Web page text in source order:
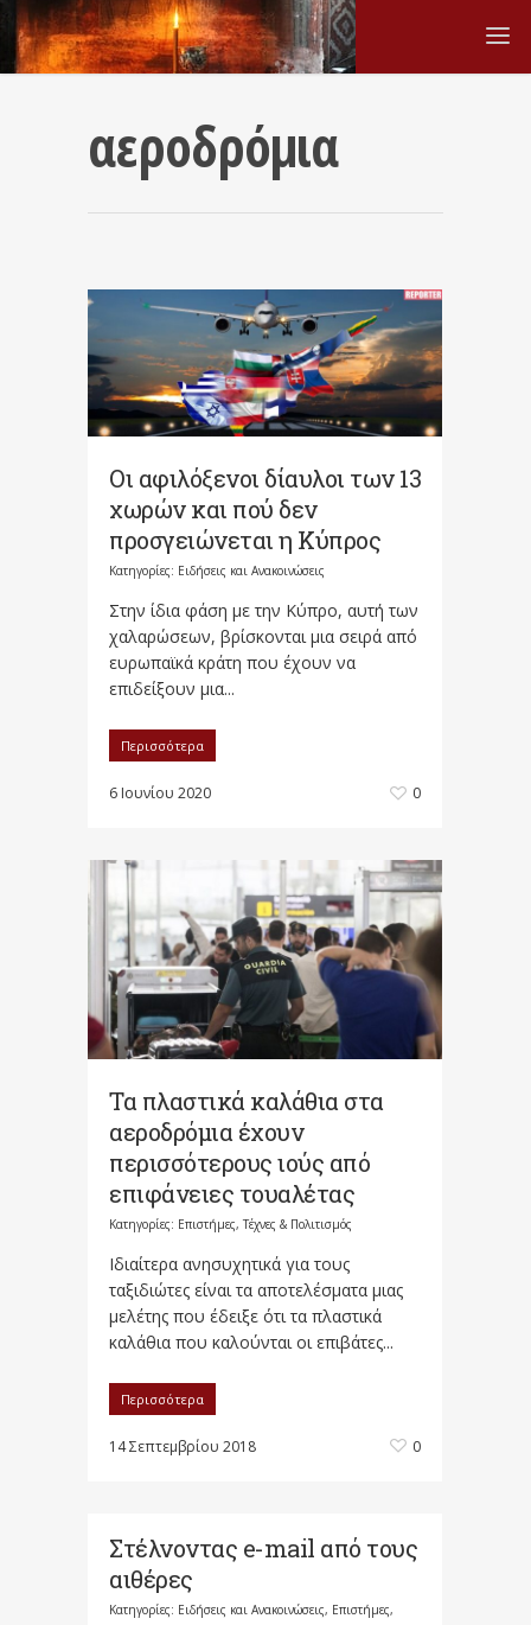
αεροδρόµια
Οι αφιλόξενοι δίαυλοι των 13
χωρών και πού δεν
προσγειώνεται η Κύπρος
Κατηγορίες: Ειδήσεις και Ανακοινώσεις
Στην ίδια φάση με την Κύπρο, αυτή των
χαλαρώσεων, βρίσκονται μια σειρά από
ευρωπαϊκά κράτη που έχουν να
επιδείξουν μια...
Περισσότερα
6 Ιουνίου 2020 0
Τα πλαστικά καλάθια στα
αεροδρόμια έχουν
περισσότερους ιούς από
επιφάνειες τουαλέτας
Κατηγορίες: Επιστήμες, Τέχνες & Πολιτισμός
Ιδιαίτερα ανησυχητικά για τους
ταξιδιώτες είναι τα αποτελέσματα μιας
μελέτης που έδειξε ότι τα πλαστικά
καλάθια που καλούνται οι επιβάτες...
Περισσότερα
14 Σεπτεμβρίου 2018 0
Στέλνοντας e-mail από τους
αιθέρες
Κατηγορίες: Ειδήσεις και Ανακοινώσεις, Επιστήμες,